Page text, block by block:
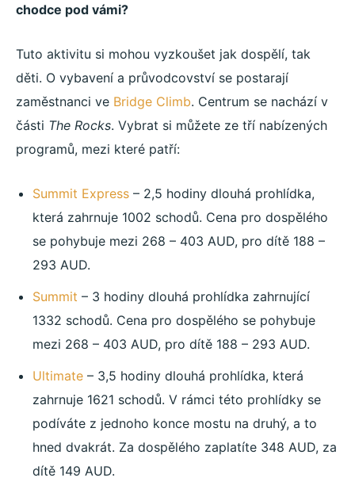
chodce pod vámi?
Tuto aktivitu si mohou vyzkoušet jak dospělí, tak
děti. O vybavení a průvodcovství se postarají
zaměstnanci ve Bridge Climb. Centrum se nachází v
části The Rocks. Vybrat si můžete ze tří nabízených
programů, mezi které patří:
Summit Express – 2,5 hodiny dlouhá prohlídka,
která zahrnuje 1002 schodů. Cena pro dospělého
se pohybuje mezi 268 – 403 AUD, pro dítě 188 –
293 AUD.
Summit – 3 hodiny dlouhá prohlídka zahrnující
1332 schodů. Cena pro dospělého se pohybuje
mezi 268 – 403 AUD, pro dítě 188 – 293 AUD.
Ultimate – 3,5 hodiny dlouhá prohlídka, která
zahrnuje 1621 schodů. V rámci této prohlídky se
podíváte z jednoho konce mostu na druhý, a to
hned dvakrát. Za dospělého zaplatíte 348 AUD, za
dítě 149 AUD.